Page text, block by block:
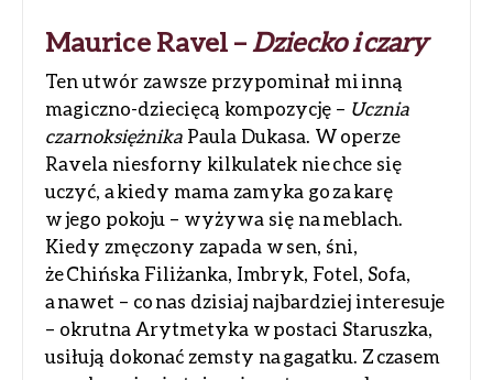
Maurice Ravel – Dziecko i czary
Ten utwór zawsze przypominał mi inną
magiczno-dziecięcą kompozycję – Ucznia
czarnoksiężnika Paula Dukasa. W operze
Ravela niesforny kilkulatek nie chce się
uczyć, a kiedy mama zamyka go za karę
w jego pokoju – wyżywa się na meblach.
Kiedy zmęczony zapada w sen, śni,
że Chińska Filiżanka, Imbryk, Fotel, Sofa,
a nawet – co nas dzisiaj najbardziej interesuje
– okrutna Arytmetyka w postaci Staruszka,
usiłują dokonać zemsty na gagatku. Z czasem